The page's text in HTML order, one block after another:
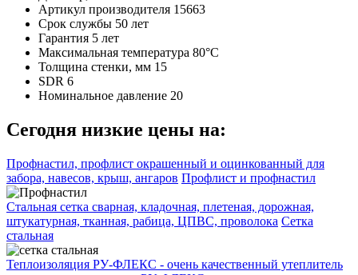
Артикул производителя 15663
Срок службы 50 лет
Гарантия 5 лет
Максимальная температура 80°C
Толщина стенки, мм 15
SDR 6
Номинальное давление 20
Сегодня низкие цены на:
Профнастил, профлист окрашенный и оцинкованный для
забора, навесов, крыш, ангаров Профлист и профнастил
Стальная сетка сварная, кладочная, плетеная, дорожная,
штукатурная, тканная, рабица, ЦПВС, проволока Сетка
стальная
Теплоизоляция РУ-ФЛЕКС - очень качественный утеплитель